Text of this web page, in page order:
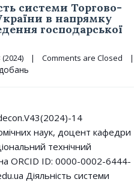
системи Торгово-
в напрямку
господарської
(2024) | Comments are Closed
|
14
наук, доцент кафедри
технічний
ORCID ID: 0000-0002-6444-
Діяльність системи